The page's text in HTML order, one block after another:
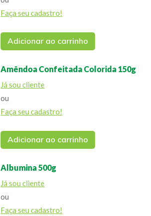
Faça seu cadastro!
Adicionar ao carrinho
Amêndoa Confeitada Colorida 150g
Já sou cliente
ou
Faça seu cadastro!
Adicionar ao carrinho
Albumina 500g
Já sou cliente
ou
Faça seu cadastro!